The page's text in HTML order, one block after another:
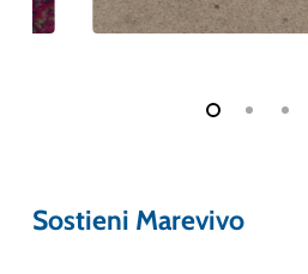
Sostieni Marevivo